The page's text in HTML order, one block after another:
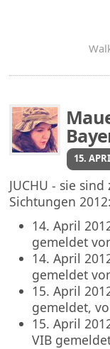
15.
JUCHU - sie
Sichtungen 2012:
14. April
gemeldet
14. April
gemeldet
15. April
gemeldet,
15. April
VIB